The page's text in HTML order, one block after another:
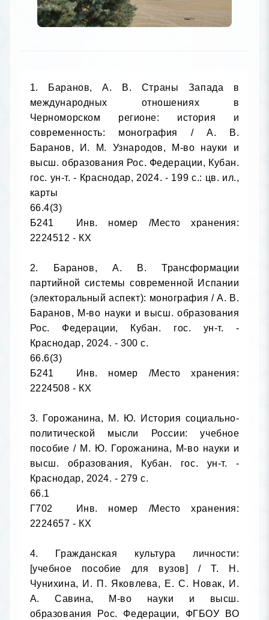
1. Баранов, А. В. Страны Запада в
международных отношениях в
Черноморском регионе: история и
современность: монография / А. В.
Баранов, И. М. Узнародов, М-во науки и
высш. образования Рос. Федерации, Кубан.
гос. ун-т. - Краснодар, 2024. - 199 с.: цв. ил.,
карты
66.4(3)
Б241	Инв. номер /Место хранения:
2224512 - КХ
2. Баранов, А. В. Трансформации
партийной системы современной Испании
(электоральный аспект): монография / А. В.
Баранов, М-во науки и высш. образования
Рос. Федерации, Кубан. гос. ун-т. -
Краснодар, 2024. - 300 с.
66.6(3)
Б241	Инв. номер /Место хранения:
2224508 - КХ
3. Горожанина, М. Ю. История социально-
политической мысли России: учебное
пособие / М. Ю. Горожанина, М-во науки и
высш. образования, Кубан. гос. ун-т. -
Краснодар, 2024. - 279 с.
66.1
Г702	Инв. номер /Место хранения:
2224657 - КХ
4. Гражданская культура личности:
[учебное пособие для вузов] / Т. Н.
Чунихина, И. П. Яковлева, Е. С. Новак, И.
А. Савина, М-во науки и высш.
образования Рос. Федерации, ФГБОУ ВО